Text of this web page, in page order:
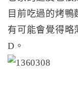
目前吃過的烤
有可能會覺得略
D。